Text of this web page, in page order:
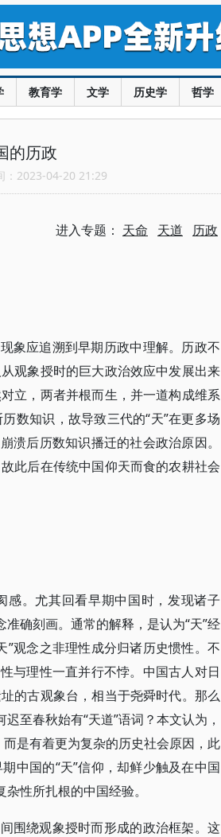
教育学 文学 历史学 哲学
的历政
：2023-04-20 21:29
进入专题： 天命 天道 历政
象应追溯到早期历政中理解。历政不
观象授时的巨大政治效应中发展出来
立，两者并根而生，并一道构成维系
数知识，故导致三代的“天”在更多场
溃后历数知识播迁的社会政治原因。
此后在传统中国仰天而食的农耕社会
感。尤其回看早期中国时，发现诸子
确刻画。通常的解释，是认为“天”经
观念之非理性成分归诸历史惯性。不
与理性一直并行不悖。中国古人对日
的古观象台，相当于尧舜时代。那么
至春秋始有“天道”语词？本文认为，
是有着更为复杂的历史社会原因，此
中国的“天”信仰，却鲜少触及在中国
性所扎根的中国经验。
围绕观象授时而形成的政治框架。这